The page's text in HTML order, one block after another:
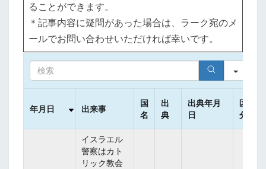
ることができます。
＊記事内容に疑問があった場合は、ラーク宛のメ
ールでお問い合わせいただければ幸いです。
年月日 出来事
国
名
出
典
出典年月
日
区
分
イスラエル
警察はカト
リック教会